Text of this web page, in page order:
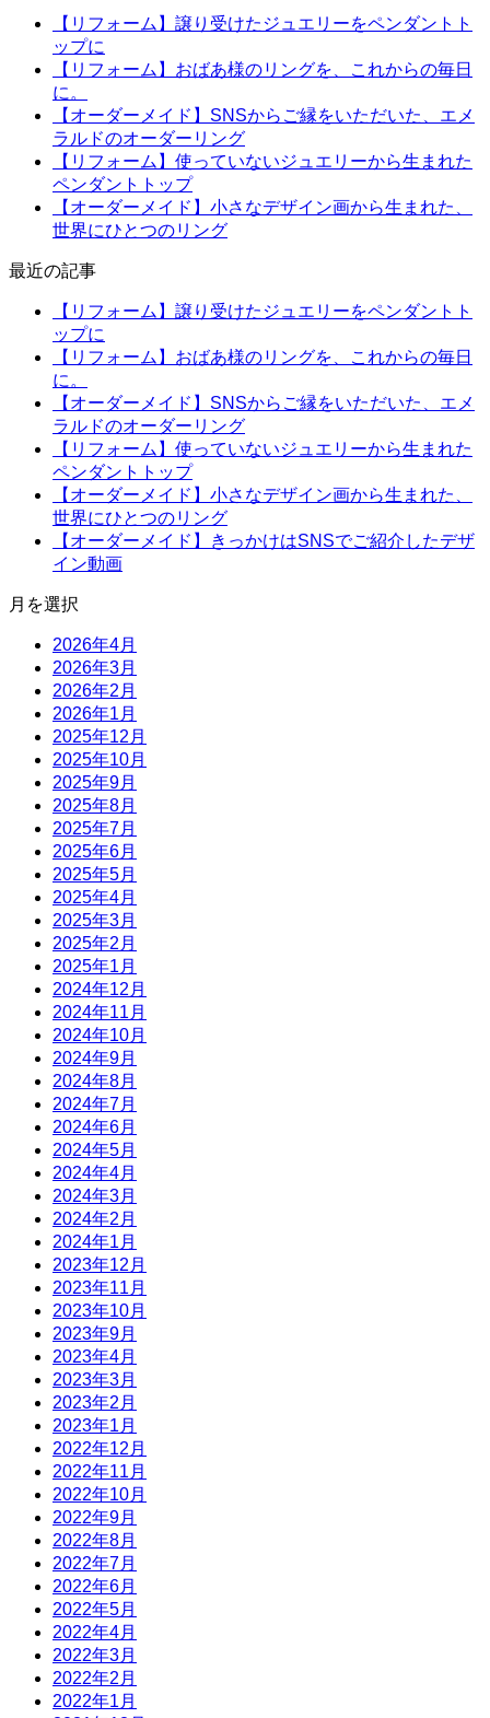
【リフォーム】譲り受けたジュエリーをペンダントト
ップに
【リフォーム】おばあ様のリングを、これからの毎日
に。
【オーダーメイド】SNSからご縁をいただいた、エメ
ラルドのオーダーリング
【リフォーム】使っていないジュエリーから生まれた
ペンダントトップ
【オーダーメイド】小さなデザイン画から生まれた、
世界にひとつのリング
最近の記事
【リフォーム】譲り受けたジュエリーをペンダントト
ップに
【リフォーム】おばあ様のリングを、これからの毎日
に。
【オーダーメイド】SNSからご縁をいただいた、エメ
ラルドのオーダーリング
【リフォーム】使っていないジュエリーから生まれた
ペンダントトップ
【オーダーメイド】小さなデザイン画から生まれた、
世界にひとつのリング
【オーダーメイド】きっかけはSNSでご紹介したデザ
イン動画
月を選択
2026年4月
2026年3月
2026年2月
2026年1月
2025年12月
2025年10月
2025年9月
2025年8月
2025年7月
2025年6月
2025年5月
2025年4月
2025年3月
2025年2月
2025年1月
2024年12月
2024年11月
2024年10月
2024年9月
2024年8月
2024年7月
2024年6月
2024年5月
2024年4月
2024年3月
2024年2月
2024年1月
2023年12月
2023年11月
2023年10月
2023年9月
2023年4月
2023年3月
2023年2月
2023年1月
2022年12月
2022年11月
2022年10月
2022年9月
2022年8月
2022年7月
2022年6月
2022年5月
2022年4月
2022年3月
2022年2月
2022年1月